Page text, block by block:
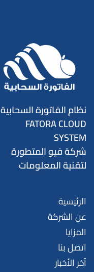
نظام الفاتورة السحابية
FATORA CLOUD
SYSTEM
شركة فيو المتطورة
لتقنية المعلومات
الرئيسية
عن الشركة
المزايا
اتصل بنا
آخر الأخبار